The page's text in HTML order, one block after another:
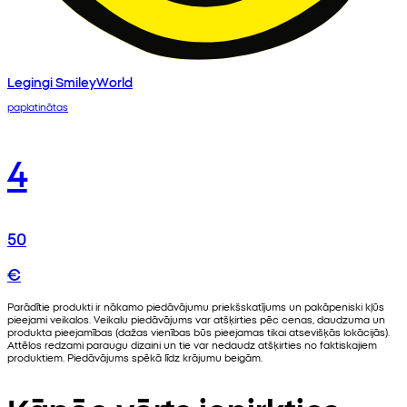
Legingi SmileyWorld
paplatinātas
4
50
€
Parādītie produkti ir nākamo piedāvājumu priekšskatījums un pakāpeniski kļūs
pieejami veikalos. Veikalu piedāvājums var atšķirties pēc cenas, daudzuma un
produkta pieejamības (dažas vienības būs pieejamas tikai atsevišķās lokācijās).
Attēlos redzami paraugu dizaini un tie var nedaudz atšķirties no faktiskajiem
produktiem. Piedāvājums spēkā līdz krājumu beigām.